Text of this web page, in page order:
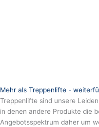
Mehr als Treppenlifte -
Treppenlifte sind unsere
in denen andere Produkte die
Angebotsspektrum daher um